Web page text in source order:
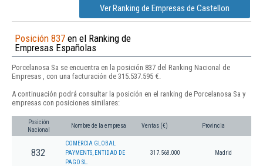
Ver Ranking de Empresas de Castellon
Posición 837 en el Ranking de
Empresas Españolas
Porcelanosa Sa se encuentra en la posición 837 del Ranking Nacional de
Empresas , con una facturación de 315.537.595 €.
A continuación podrá consultar la posición en el ranking de Porcelanosa Sa y
empresas con posiciones similares:
Posición
Nacional
Nombre de la empresa Ventas (€) Provincia
832
COMERCIA GLOBAL
PAYMENTS, ENTIDAD DE
PAGO SL.
317.568.000 Madrid